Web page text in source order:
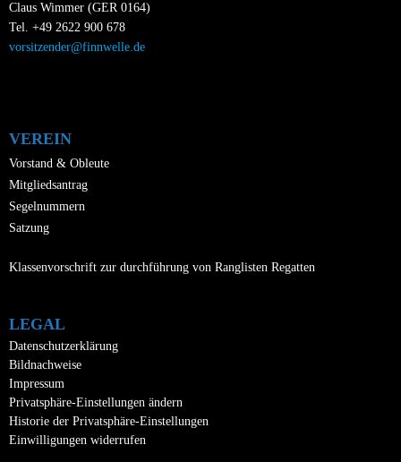
Claus Wimmer (GER 0164)
Tel. +49 2622 900 678
vorsitzender@finnwelle.de
VEREIN
Vorstand & Obleute
Mitgliedsantrag
Segelnummern
Satzung
Klassenvorschrift zur durchführung von Ranglisten Regatten
LEGAL
Datenschutzerklärung
Bildnachweise
Impressum
Privatsphäre-Einstellungen ändern
Historie der Privatsphäre-Einstellungen
Einwilligungen widerrufen